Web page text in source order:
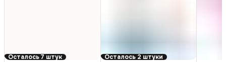
Осталось 7 штук Осталось 2 штуки